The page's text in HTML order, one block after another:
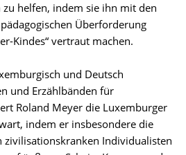
zu helfen, indem sie ihn mit den
Überforderung
Kindes“ vertraut machen.
und Deutsch
und Erzählbänden für
Roland Meyer die Luxemburger
indem er insbesondere die
zivilisationskranken Individualisten